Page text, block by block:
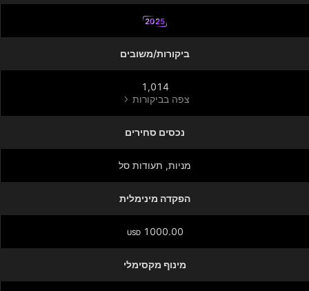
2025
ביקורות/משובים
1,014
צפה בביקורות
נכסים סחירים
מניות‏, תעודות סל
הפקדה מינימלית
1000.00
USD
מינוף מקסימלי